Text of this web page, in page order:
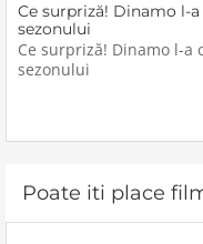
Ce surpriză! Dinamo l-
sezonului
Ce surpriză! Dinamo l-
sezonului
Poate iti place